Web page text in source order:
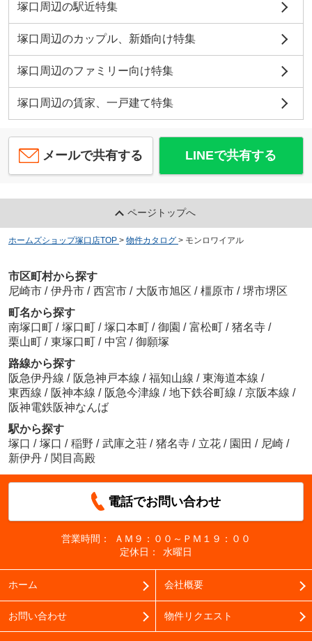
塚口周辺の駅近特集
塚口周辺のカップル、新婚向け特集
塚口周辺のファミリー向け特集
塚口周辺の賃家、一戸建て特集
メールで共有する LINEで共有する
ページトップへ
ホームズショップ塚口店TOP > 物件カタログ > モンロワイアル
市区町村から探す
尼崎市 / 伊丹市 / 西宮市 / 大阪市旭区 / 橿原市 / 堺市堺区
町名から探す
南塚口町 / 塚口町 / 塚口本町 / 御園 / 富松町 / 猪名寺 /
栗山町 / 東塚口町 / 中宮 / 御願塚
路線から探す
阪急伊丹線 / 阪急神戸本線 / 福知山線 / 東海道本線 /
東西線 / 阪神本線 / 阪急今津線 / 地下鉄谷町線 / 京阪本線 /
阪神電鉄阪神なんば
駅から探す
塚口 / 塚口 / 稲野 / 武庫之荘 / 猪名寺 / 立花 / 園田 / 尼崎 /
新伊丹 / 関目高殿
電話でお問い合わせ
営業時間：
ＡＭ９：００～ＰＭ１９：００
定休日：
水曜日
ホーム 会社概要
お問い合わせ 物件リクエスト